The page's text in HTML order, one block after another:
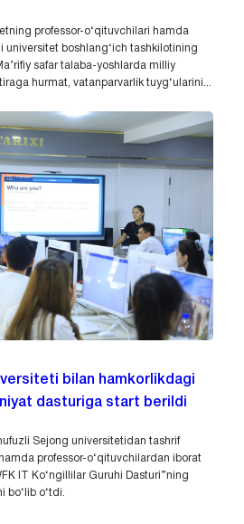
professor-o‘qituvchilari hamda
universitet boshlang‘ich tashkilotining
safar talaba-yoshlarda milliy
hurmat, vatanparvarlik tuyg‘ularini...
bilan hamkorlikdagi
dasturiga start berildi
Sejong universitetidan tashrif
professor-o‘qituvchilardan iborat
IT Ko‘ngillilar Guruhi Dasturi”ning
o‘tdi.